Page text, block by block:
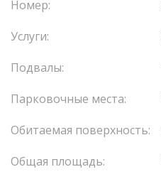
Номер:
Услуги:
Подвалы:
Парковочные места:
Обитаемая поверхность:
Общая площадь: